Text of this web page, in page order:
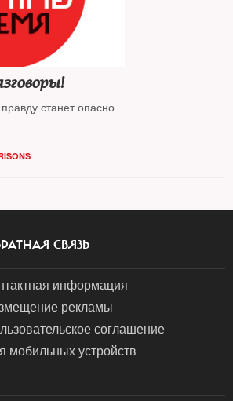
станет опасно
СВЯЗЬ
информация
рекламы
соглашение
мобильных устройств